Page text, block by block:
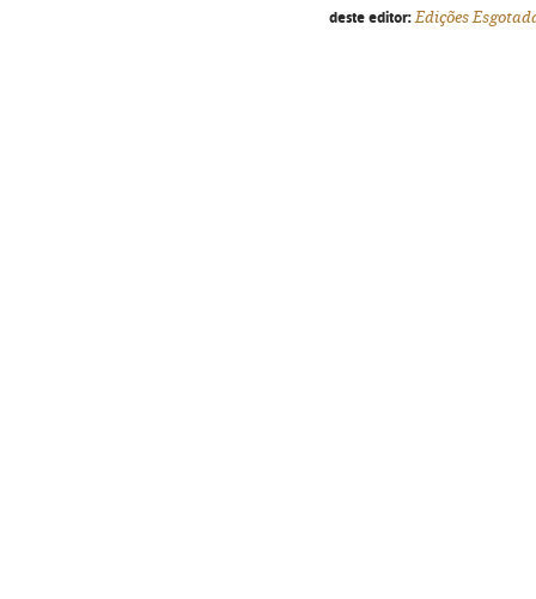
deste editor: Edições